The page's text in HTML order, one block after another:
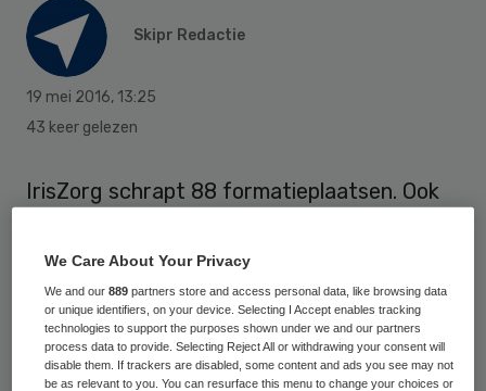
Skipr Redactie
19 mei 2016, 13:25
43 keer gelezen
IrisZorg schrapt 88 formatieplaatsen. Ook
ggz het aantal klinische locaties terug van
vier naar drie.
IrisZorg zegt tot de reorganisatie
genoodzaakt te zijn doordat gemeenten en
We Care About Your Privacy
We and our889 partners store and access personal data, like browsing data
or unique identifiers, on your device. Selecting I Accept enables tracking
technologies to support the purposes shown under we and our partners
process data to provide. Selecting Reject All or withdrawing your consent will
disable them. If trackers are disabled, some content and ads you see may not
be as relevant to you. You can resurface this menu to change your choices or